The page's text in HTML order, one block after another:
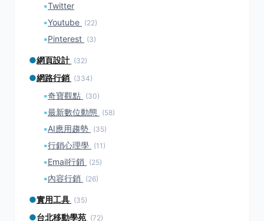
▪Twitter
▪Youtube (22)
▪Pinterest (3)
●網頁設計 (32)
●網路行銷 (334)
▪奇寶觀點 (30)
▪最新數位動態 (58)
▪AI應用趨勢 (35)
▪行銷心理學 (11)
▪Email行銷 (25)
▪內容行銷 (26)
●實用工具 (35)
●台北移動學苑 (72)